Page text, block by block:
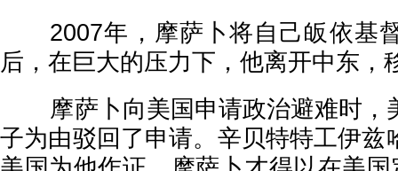
2007年，摩萨卜将自己皈依基
后，在巨大的压力下，他离开中东，
摩萨卜向美国申请政治避难时，
子为由驳回了申请。辛贝特特工伊兹